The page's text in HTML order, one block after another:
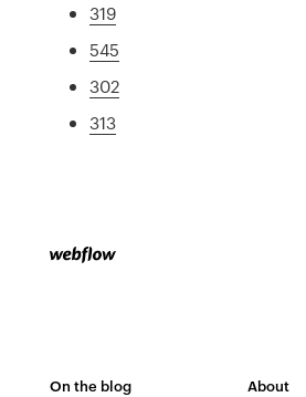
319
545
302
313
On the blog About